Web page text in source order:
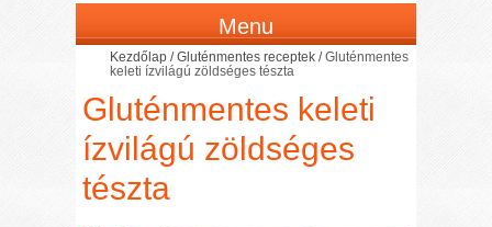
Menu
Kezdőlap /Gluténmentes receptek /Gluténmentes
keleti ízvilágú zöldséges tészta
Gluténmentes keleti
ízvilágú zöldséges
tészta